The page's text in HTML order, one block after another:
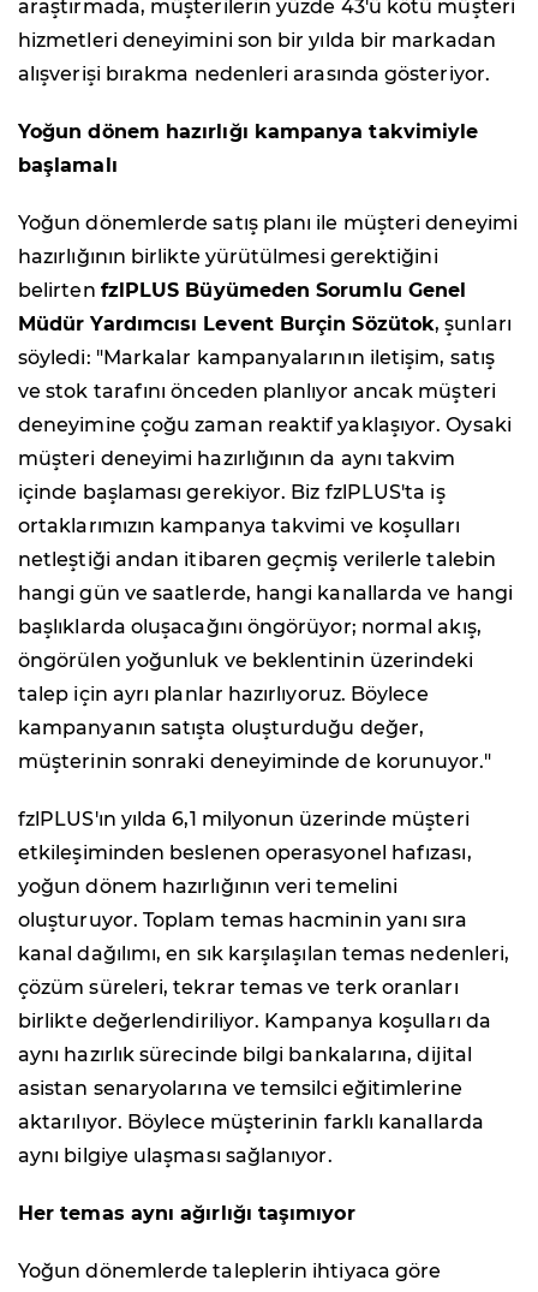
araştırmada, müşterilerin yüzde 43'ü kötü müşteri
hizmetleri deneyimini son bir yılda bir markadan
alışverişi bırakma nedenleri arasında gösteriyor.
Yoğun dönem hazırlığı kampanya takvimiyle
başlamalı
Yoğun dönemlerde satış planı ile müşteri deneyimi
hazırlığının birlikte yürütülmesi gerektiğini
belirten fzlPLUS Büyümeden Sorumlu Genel
Müdür Yardımcısı Levent Burçin Sözütok, şunları
söyledi: "Markalar kampanyalarının iletişim, satış
ve stok tarafını önceden planlıyor ancak müşteri
deneyimine çoğu zaman reaktif yaklaşıyor. Oysaki
müşteri deneyimi hazırlığının da aynı takvim
içinde başlaması gerekiyor. Biz fzlPLUS'ta iş
ortaklarımızın kampanya takvimi ve koşulları
netleştiği andan itibaren geçmiş verilerle talebin
hangi gün ve saatlerde, hangi kanallarda ve hangi
başlıklarda oluşacağını öngörüyor; normal akış,
öngörülen yoğunluk ve beklentinin üzerindeki
talep için ayrı planlar hazırlıyoruz. Böylece
kampanyanın satışta oluşturduğu değer,
müşterinin sonraki deneyiminde de korunuyor."
fzlPLUS'ın yılda 6,1 milyonun üzerinde müşteri
etkileşiminden beslenen operasyonel hafızası,
yoğun dönem hazırlığının veri temelini
oluşturuyor. Toplam temas hacminin yanı sıra
kanal dağılımı, en sık karşılaşılan temas nedenleri,
çözüm süreleri, tekrar temas ve terk oranları
birlikte değerlendiriliyor. Kampanya koşulları da
aynı hazırlık sürecinde bilgi bankalarına, dijital
asistan senaryolarına ve temsilci eğitimlerine
aktarılıyor. Böylece müşterinin farklı kanallarda
aynı bilgiye ulaşması sağlanıyor.
Her temas aynı ağırlığı taşımıyor
Yoğun dönemlerde taleplerin ihtiyaca göre